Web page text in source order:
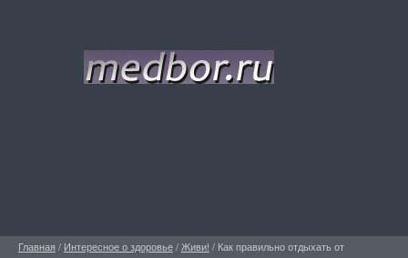
Главная / Интересное о здоровье/Живи! / Как правильно отдыхать от